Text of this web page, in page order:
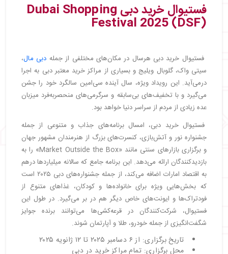
فستیوال خرید دبی Dubai Shopping
Festival 2025 (DSF)
فستیوال خرید دبی هرسال در مکان‌های مختلفی از جمله دبی مال،
سیتی واک، گلوبال ویلیج و بسیاری از مراکز خرید معتبر دبی به اجرا
درمی‌آید. این رویداد ویژه، سال آینده سی‌امین سالگرد خود را جشن
می‌گیرد و با تخفیف‌های بی‌سابقه و سرگرمی‌های منحصربه‌فرد میزبان
عده زیادی از مردم از سراسر دنیا خواهد بود.
فستیوال خرید دبی، امسال برنامه‌های جذاب و متنوعی از جمله
جشنواره نور و آتش‌بازی، کنسرت‌های بزرگ از هنرمندان مشهور جهان
و برگزاری بازارهای سنتی مانند «Market Outside the Box» را به
بازدیدکنندگان ارائه می‌دهد. این برنامه جامع که سالانه میلیاردها درهم
به اقتصاد امارات اضافه می‌کند، از جمله جشنواره‌های دبی ۲۰۲۵ است
که بخش‌هایی ویژه برای خانواده‌ها و کودکان، غذاهای متنوع از
فودتراک‌ها و ایونت‌های خاص دیگر هم در بر می‌گیرد. در طول این
فستیوال، شرکت‌کنندگان در قرعه‌کشی‌ها می‌توانند برنده جوایز
شگفت‌انگیزی از جمله خودرو، طلا و آپارتمان شوند.
تاریخ برگزاری: از ۶ دسامبر ۲۰۲۵ تا ۱۲ ژانویه ۲۰۲۵
محل برگزاری: تمام مراکز خرید در دبی